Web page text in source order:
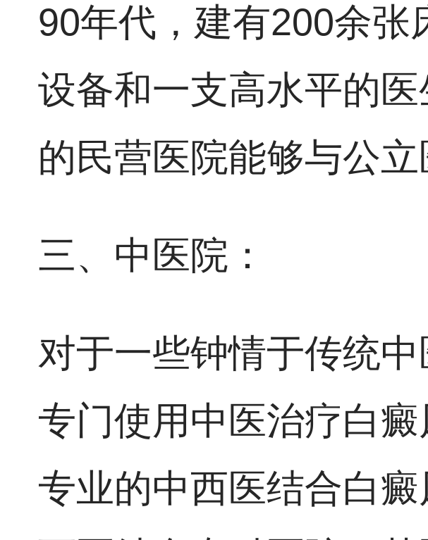
90年代，建有200余张
设备和一支高水平的
的民营医院能够与公立
三、中医院：
对于一些钟情于传统
专门使用中医治疗白
专业的中西医结合白